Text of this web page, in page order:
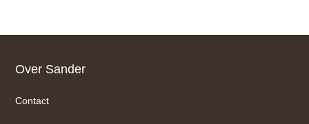
Footer
Over Sander
Contact